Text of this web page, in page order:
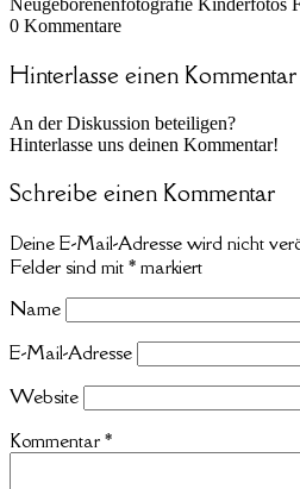
Neugeborenenfotografie Kinderfotos
0 Kommentare
Hinterlasse einen Kommentar
An der Diskussion beteiligen?
Hinterlasse uns deinen Kommentar!
Schreibe einen Kommentar
Deine E-Mail-Adresse wird nicht
Felder sind mit * markiert
Name
E-Mail-Adresse
Website
Kommentar *